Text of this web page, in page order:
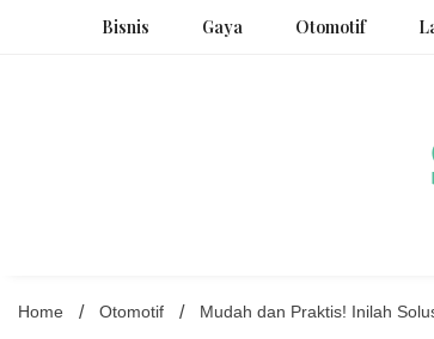
Bisnis Gaya Otomotif
Home Otomotif Mudah dan Praktis! Inilah